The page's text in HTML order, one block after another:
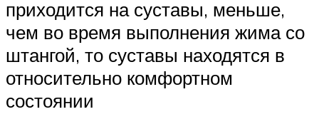
приходится на суставы, меньше,
чем во время выполнения жима со
штангой, то суставы находятся в
относительно комфортном
состоянии